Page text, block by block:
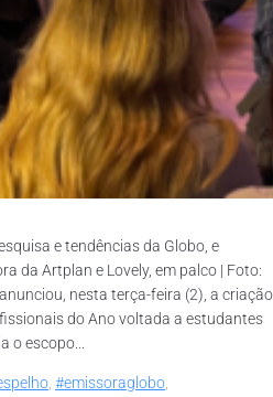
e tendências da Globo, e
da Artplan e Lovely, em palco | Foto:
nesta terça-feira (2), a criação
do Ano voltada a estudantes
o escopo...
, #emissoraglobo,